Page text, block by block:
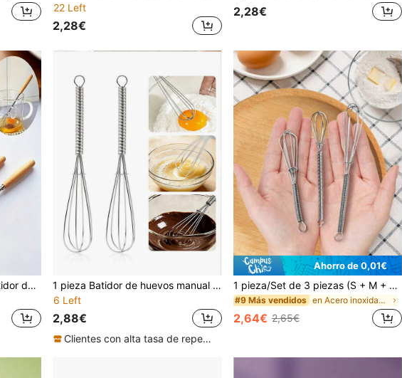
22 Left
2,28€
2,28€
1 pieza/Set de 3 piezas Batidor de huevos con mango de madera, Mini espumador de leche de acero inoxidable para mezclar, batir o revolver, 20 cm de largo
1 pieza Batidor de huevos manual de acero inoxidable, batidor de crema, batidor de cocina multifunción, batidor pequeño, mezclador de salsa, espumador de leche, mezclador de miso, mezclador de masa, batidor de crema para hornear, utensilio de cocina, adecuado para batir, mezclar masa, batir crema, mezclar ingredientes. Adecuado para cocina doméstica, restaurante, panadería, pastelería, sala de hornear, regalo ideal para familiares, amigos, pasteleros, entusiastas de la repostería y la cocina.
6 Left
2,88€
Clientes con alta tasa de repetición
Ahorro de 0,01€
1 pieza/Set de 3 piezas (S + M + L) Mini batidor de huevos de acero inoxidable, batidor de huevos clásico para la cocina
#9 Más vendidos en Acero inoxidable Batidores de huevos
2,64€ 2,65€